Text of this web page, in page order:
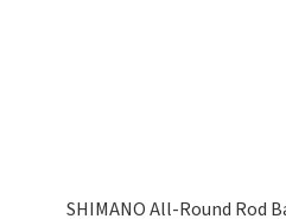
SHIMANO All-Round Rod